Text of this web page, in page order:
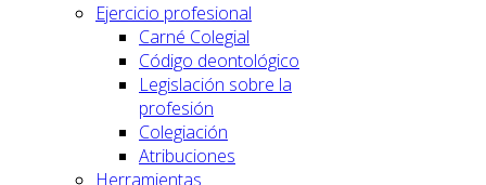
Ejercicio profesional
Carné Colegial
Código deontológico
Legislación sobre la
profesión
Colegiación
Atribuciones
Herramientas